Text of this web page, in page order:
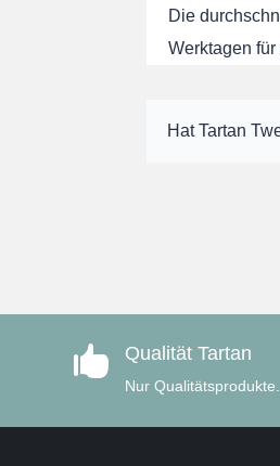
Die
Werktagen
Hat Tartan
 Qualität Tartan
Nur Qualitätsprodukte.